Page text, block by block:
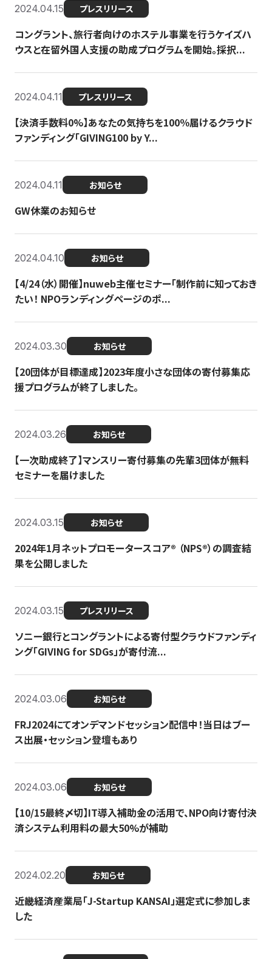
2024.04.15 プレスリリース
コングラント、旅行者向けのホステル事業を行うケイズハ
ウスと在留外国人支援の助成プログラムを開始。採択...
2024.04.11 プレスリリース
【決済手数料0%】あなたの気持ちを100％届けるクラウド
ファンディング「GIVING100 by Y...
2024.04.11 お知らせ
GW休業のお知らせ
2024.04.10 お知らせ
【4/24（水）開催】nuweb主催セミナー「制作前に知っておき
たい！ NPOランディングページのポ...
2024.03.30 お知らせ
【20団体が目標達成】2023年度小さな団体の寄付募集応
援プログラムが終了しました。
2024.03.26 お知らせ
【一次助成終了】マンスリー寄付募集の先輩3団体が無料
セミナーを届けました
2024.03.15 お知らせ
2024年1月ネットプロモータースコア®︎ （NPS®︎）の調査結
果を公開しました
2024.03.15 プレスリリース
ソニー銀行とコングラントによる寄付型クラウドファンディ
ング「GIVING for SDGs」が寄付流...
2024.03.06 お知らせ
FRJ2024にてオンデマンドセッション配信中！当日はブー
ス出展・セッション登壇もあり
2024.03.06 お知らせ
【10/15最終〆切】IT導入補助金の活用で、NPO向け寄付決
済システム利用料の最大50%が補助
2024.02.20 お知らせ
近畿経済産業局「J-Startup KANSAI」選定式に参加しま
した